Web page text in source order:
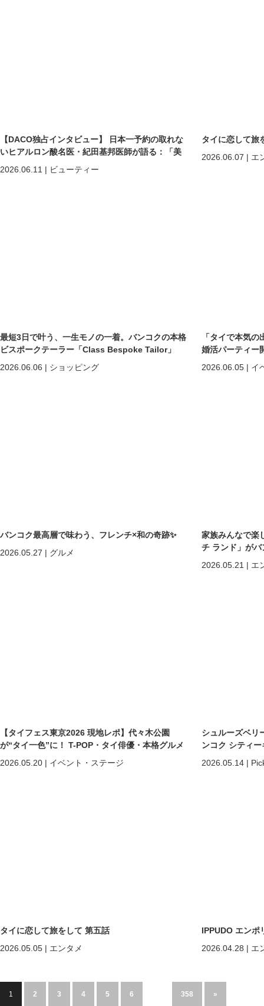
【DACO独占インタビュー】 日本一予約の取れな
いヒアルロン酸名医・紀田基邦医師が語る：「美
しくなる」だけではない。 “自分を好きになる”た
めの美容医療
2026.06.11 | ビューティー
タイに恋して旅
2026.06.07 | エ
最短3日で叶う、一生モノの一着。バンコクの本格
ビスポークテーラー「Class Bespoke Tailor」
2026.06.06 | ショッピング
「タイで本気
婚活パーティー
2026.06.05 | イ
バンコク最高層で味わう、フレンチ×和の奇跡✨
2026.05.27 | グルメ
家族みんなで楽
チ ランド」が
2026.05.21 | エ
【タイフェス東京2026 現地レポ】代々木公園
が“タイ一色”に！ T-POP・タイ俳優・本格グルメ
2026.05.20 | イベント・ステージ
シュルーズベリ
ンコク シティ
2026.05.14 |
タイに恋して旅をして 第五話
2026.05.05 | エンタメ
IPPUDO エンポ
2026.04.28 | エ
1 2 3 4 5 6 358 »